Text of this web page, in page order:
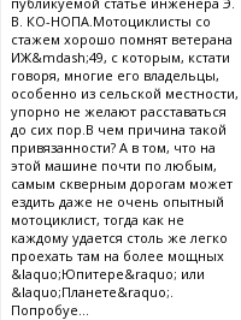
В. КО-НОПА.Мотоциклисты со
стажем хорошо помнят ветерана
ИЖ&mdash;49, с которым, кстати
говоря, многие его владельцы,
особенно из сельской местности,
упорно не желают расставаться
до сих пор.В чем причина такой
привязанности? А в том, что на
этой машине почти по любым,
самым скверным дорогам может
ездить даже не очень опытный
мотоциклист, тогда как не
каждому удается столь же легко
проехать там на более мощных
&laquo;Юпитере&raquo; или
&laquo;Планете&raquo;.
Попробуе...